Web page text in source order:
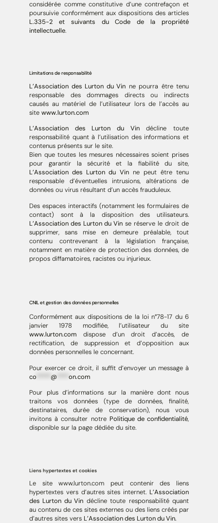
considérée comme constitutive d’une contrefaçon et
poursuivie conformément aux dispositions des articles
L.335-2 et suivants du Code de la propriété
intellectuelle.
Limitations de responsabilité
L’Association des Lurton du Vin ne pourra être tenu
responsable des dommages directs ou indirects
causés au matériel de l’utilisateur lors de l’accès au
site www.lurton.com
L’Association des Lurton du Vindécline toute
responsabilité quant à l’utilisation des informations et
contenus présents sur le site.
Bien que toutes les mesures nécessaires soient prises
pour garantir la sécurité et la fiabilité du site,
L’Association des Lurton du Vinne peut être tenu
responsable d’éventuelles intrusions, altérations de
données ou virus résultant d’un accès frauduleux.
Des espaces interactifs (notamment les formulaires de
contact) sont à la disposition des utilisateurs.
L’Association des Lurton du Vin se réserve le droit de
supprimer, sans mise en demeure préalable, tout
contenu contrevenant à la législation française,
notamment en matière de protection des données, de
propos diffamatoires, racistes ou injurieux.
CNIL et gestion des données personnelles
Conformément aux dispositions de la loi n°78-17 du 6
janvier 1978 modifiée, l’utilisateur du site
www.lurton.com dispose d’un droit d’accès, de
rectification, de suppression et d’opposition aux
données personnelles le concernant.
Pour exercer ce droit, il suffit d’envoyer un message à
co
@
on.com
Pour plus d’informations sur la manière dont nous
traitons vos données (type de données, finalité,
destinataires, durée de conservation), nous vous
invitons à consulter notre Politique de confidentialité,
disponible sur la page dédiée du site.
Liens hypertextes et cookies
Le site www.lurton.com peut contenir des liens
hypertextes vers d’autres sites internet. L’Association
des Lurton du Vin décline toute responsabilité quant
au contenu de ces sites externes ou des liens créés par
d’autres sites vers L’Association des Lurton du Vin.